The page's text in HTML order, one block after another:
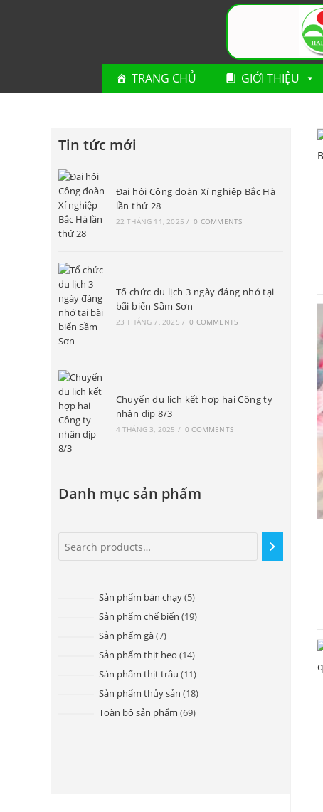
TRANG CHỦ GIỚI THIỆU
Tin tức mới
Đại hội Công đoàn Xí nghiệp Bắc Hà
lần thứ 28
22 THÁNG 11, 2025 / 0 COMMENTS
Tổ chức du lịch 3 ngày đáng nhớ tại
bãi biển Sầm Sơn
23 THÁNG 7, 2025 / 0 COMMENTS
Chuyến du lịch kết hợp hai Công ty
nhân dịp 8/3
4 THÁNG 3, 2025 / 0 COMMENTS
Danh mục sản phẩm
Sản phẩm bán chạy 5
Sản phẩm chế biến 19
Sản phẩm gà 7
Sản phẩm thịt heo 14
Sản phẩm thịt trâu 11
Sản phẩm thủy sản 18
Toàn bộ sản phẩm 69